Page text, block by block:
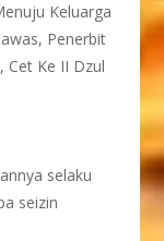
Keluarga
Penerbit
Cet Ke II Dzul
selaku
seizin